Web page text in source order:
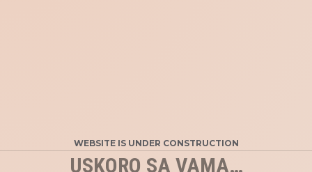
WEBSITE IS UNDER CONSTRUCTION
USKORO SA VAMA…